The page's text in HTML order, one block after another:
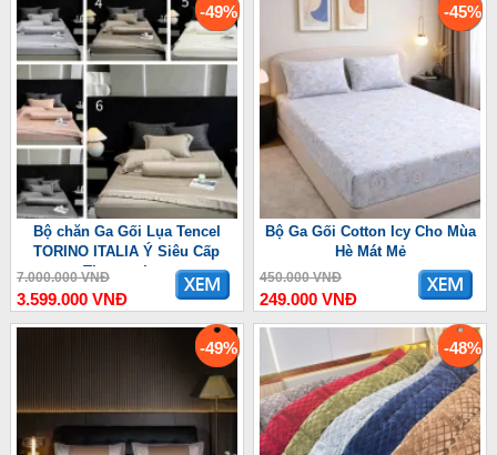
-49%
Bộ chăn Ga Gối Lụa Tencel
TORINO ITALIA Ý Siêu Cấp
Thượng Lưu
7.000.000 VNĐ
3.599.000 VNĐ
-45%
Bộ Ga Gối Cotton Icy Cho Mùa
Hè Mát Mẻ
450.000 VNĐ
249.000 VNĐ
-49% -48%